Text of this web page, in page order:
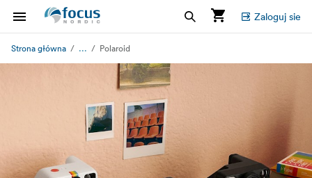
Zaloguj sie
Strona główna ... Polaroid